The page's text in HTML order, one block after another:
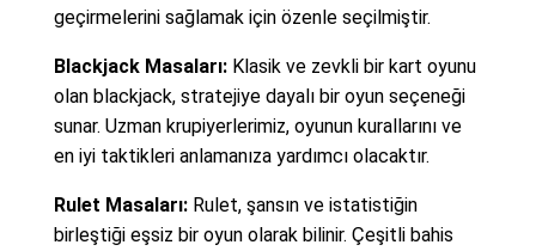
geçirmelerini sağlamak için özenle seçilmiştir.
Blackjack Masaları:Klasik ve zevkli bir kart oyunu
olan blackjack, stratejiye dayalı bir oyun seçeneği
sunar. Uzman krupiyerlerimiz, oyunun kurallarını ve
en iyi taktikleri anlamanıza yardımcı olacaktır.
Rulet Masaları:Rulet, şansın ve istatistiğin
birleştiği eşsiz bir oyun olarak bilinir. Çeşitli bahis